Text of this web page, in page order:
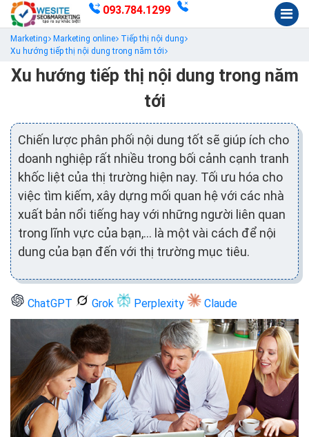
093.784.1299
Marketing Marketing online
Tiếp thị nội dung
Xu hướng tiếp thị nội dung trong năm tới
Xu hướng tiếp thị nội dung trong năm
tới
Chiến lược phân phối nội dung tốt sẽ giúp ích cho
doanh nghiệp rất nhiều trong bối cảnh cạnh tranh
khốc liệt của thị trường hiện nay. Tối ưu hóa cho
việc tìm kiếm, xây dựng mối quan hệ với các nhà
xuất bản nổi tiếng hay với những người liên quan
trong lĩnh vực của bạn,… là một vài cách để nội
dung của bạn đến với thị trường mục tiêu.
ChatGPT Grok Perplexity Claude